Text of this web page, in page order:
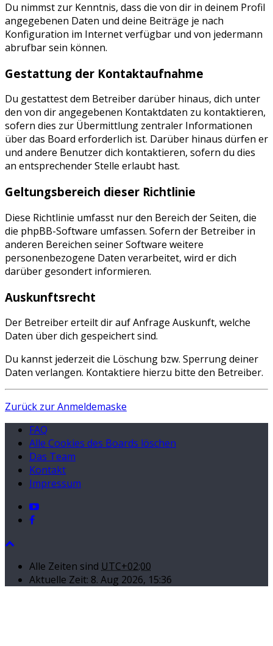
Du nimmst zur Kenntnis, dass die von dir in deinem Profil
angegebenen Daten und deine Beiträge je nach
Konfiguration im Internet verfügbar und von jedermann
abrufbar sein können.
Gestattung der Kontaktaufnahme
Du gestattest dem Betreiber darüber hinaus, dich unter
den von dir angegebenen Kontaktdaten zu kontaktieren,
sofern dies zur Übermittlung zentraler Informationen
über das Board erforderlich ist. Darüber hinaus dürfen er
und andere Benutzer dich kontaktieren, sofern du dies
an entsprechender Stelle erlaubt hast.
Geltungsbereich dieser Richtlinie
Diese Richtlinie umfasst nur den Bereich der Seiten, die
die phpBB-Software umfassen. Sofern der Betreiber in
anderen Bereichen seiner Software weitere
personenbezogene Daten verarbeitet, wird er dich
darüber gesondert informieren.
Auskunftsrecht
Der Betreiber erteilt dir auf Anfrage Auskunft, welche
Daten über dich gespeichert sind.
Du kannst jederzeit die Löschung bzw. Sperrung deiner
Daten verlangen. Kontaktiere hierzu bitte den Betreiber.
Zurück zur Anmeldemaske
FAQ
Alle Cookies des Boards löschen
Das Team
Kontakt
Impressum
Alle Zeiten sind UTC+02:00
Aktuelle Zeit: 8. Aug 2026, 15:36